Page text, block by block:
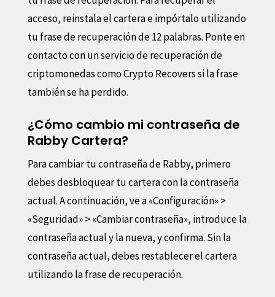
acceso, reinstala el cartera e impórtalo utilizando
tu frase de recuperación de 12 palabras. Ponte en
contacto con un servicio de recuperación de
criptomonedas como Crypto Recovers si la frase
también se ha perdido.
¿Cómo cambio mi contraseña de
Rabby Cartera?
Para cambiar tu contraseña de Rabby, primero
debes desbloquear tu cartera con la contraseña
actual. A continuación, ve a «Configuración» >
«Seguridad» > «Cambiar contraseña», introduce la
contraseña actual y la nueva, y confirma. Sin la
contraseña actual, debes restablecer el cartera
utilizando la frase de recuperación.